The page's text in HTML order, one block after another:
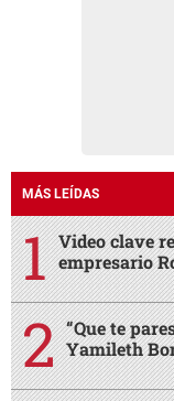
MÁS LEÍDAS
Video clave
empresario
“Que te
Yamileth